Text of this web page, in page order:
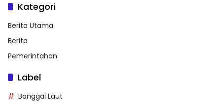
Kategori
Berita Utama
Berita
Pemerintahan
Label
Banggai Laut